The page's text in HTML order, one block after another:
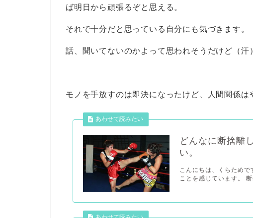
ば明日から頑張るぞと思える。
それで十分だと思っている自分にも気づきます。
話、聞いてないのかよって思われそうだけど（汗
モノを手放すのは即決になったけど、人間関係は
どんなに断捨離
い。
こんにちは、くらため
ことを感じています。